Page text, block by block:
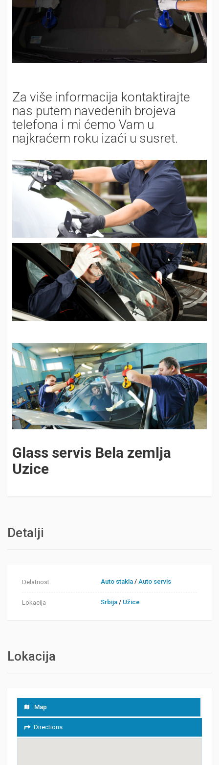
Za više informacija kontaktirajte
nas putem navedenih brojeva
telefona i mi ćemo Vam u
najkraćem roku izaći u susret.
Glass servis Bela zemlja
Uzice
Detalji
Delatnost Auto stakla /Auto servis
Lokacija Srbija / Užice
Lokacija
Map
Directions